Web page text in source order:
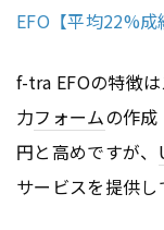
EFO【平均22%成
f-tra EFOの特徴
力フォームの作
円と高めですが、
サービスを提供し